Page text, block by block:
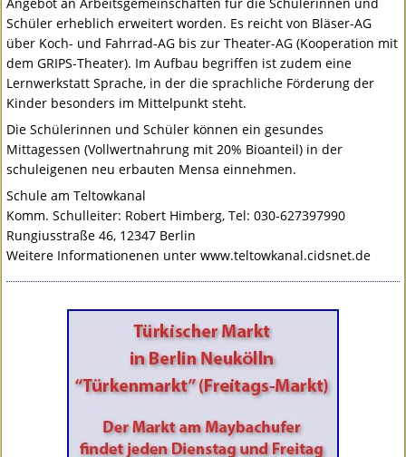
Schüler erheblich erweitert worden. Es reicht von Bläser-AG
über Koch- und Fahrrad-AG bis zur Theater-AG (Kooperation mit
demGRIPS-Theater). Im Aufbau begriffen ist zudem eine
Lernwerkstatt Sprache, in der die sprachliche Förderung der
Kinder besonders im Mittelpunkt steht.
Die Schülerinnen und Schüler können ein gesundes
Mittagessen (Vollwertnahrung mit 20% Bioanteil) in der
schuleigenen neu erbauten Mensa einnehmen.
Schule am Teltowkanal
Komm. Schulleiter: Robert Himberg, Tel: 030-627397990
Rungiusstraße 46, 12347 Berlin
Weitere Informationenen unter www.teltowkanal.cidsnet.de